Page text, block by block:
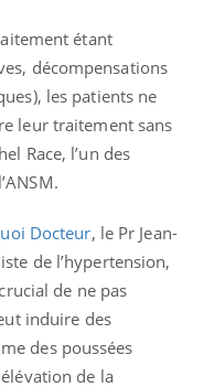
étant
décompensations
les patients ne
leur traitement sans
Race, l’un des
Docteur, le Pr Jean-
de l’hypertension,
de ne pas
induire des
des poussées
de la